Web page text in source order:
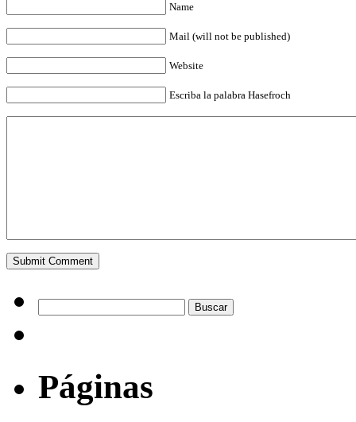
Name
Mail (will not be published)
Website
Escriba la palabra Hasefroch
Páginas